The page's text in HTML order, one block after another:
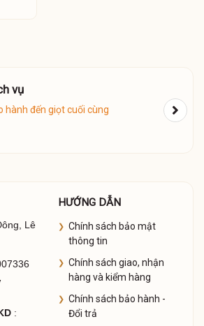
vụ
hành đến giọt cuối cùng
Lê
:
HƯỚNG DẪN
Chính sách bảo mật
thông tin
Chính sách giao, nhận
hàng và kiểm hàng
Chính sách bảo hành -
Đổi trả